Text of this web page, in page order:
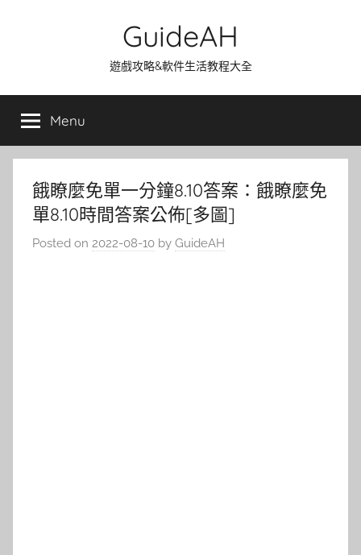
GuideAH
遊戲攻略&軟件生活教程大全
Menu
餓瞭麼免單一分鐘8.10答案：餓瞭麼免
單8.10時間答案公佈[多圖]
Posted on 2022-08-10 by GuideAH